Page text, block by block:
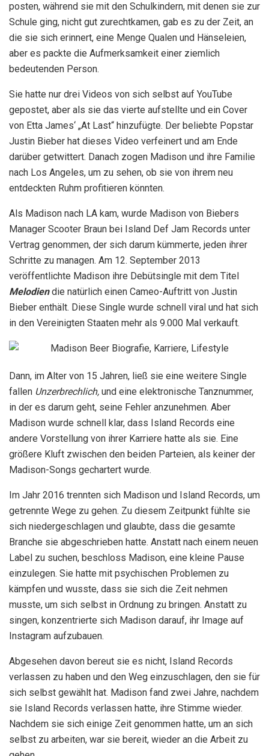
posten, während sie mit den Schulkindern, mit denen sie zur
Schule ging, nicht gut zurechtkamen, gab es zu der Zeit, an
die sie sich erinnert, eine Menge Qualen und Hänseleien,
aber es packte die Aufmerksamkeit einer ziemlich
bedeutenden Person.
Sie hatte nur drei Videos von sich selbst auf YouTube
gepostet, aber als sie das vierte aufstellte und ein Cover
von Etta James‘ „At Last“ hinzufügte. Der beliebte Popstar
Justin Bieber hat dieses Video verfeinert und am Ende
darüber getwittert. Danach zogen Madison und ihre Familie
nach Los Angeles, um zu sehen, ob sie von ihrem neu
entdeckten Ruhm profitieren könnten.
Als Madison nach LA kam, wurde Madison von Biebers
Manager Scooter Braun bei Island Def Jam Records unter
Vertrag genommen, der sich darum kümmerte, jeden ihrer
Schritte zu managen. Am 12. September 2013
veröffentlichte Madison ihre Debütsingle mit dem Titel
Melodien die natürlich einen Cameo-Auftritt von Justin
Bieber enthält. Diese Single wurde schnell viral und hat sich
in den Vereinigten Staaten mehr als 9.000 Mal verkauft.
Dann, im Alter von 15 Jahren, ließ sie eine weitere Single
fallen Unzerbrechlich, und eine elektronische Tanznummer,
in der es darum geht, seine Fehler anzunehmen. Aber
Madison wurde schnell klar, dass Island Records eine
andere Vorstellung von ihrer Karriere hatte als sie. Eine
größere Kluft zwischen den beiden Parteien, als keiner der
Madison-Songs gechartert wurde.
Im Jahr 2016 trennten sich Madison und Island Records, um
getrennte Wege zu gehen. Zu diesem Zeitpunkt fühlte sie
sich niedergeschlagen und glaubte, dass die gesamte
Branche sie abgeschrieben hatte. Anstatt nach einem neuen
Label zu suchen, beschloss Madison, eine kleine Pause
einzulegen. Sie hatte mit psychischen Problemen zu
kämpfen und wusste, dass sie sich die Zeit nehmen
musste, um sich selbst in Ordnung zu bringen. Anstatt zu
singen, konzentrierte sich Madison darauf, ihr Image auf
Instagram aufzubauen.
Abgesehen davon bereut sie es nicht, Island Records
verlassen zu haben und den Weg einzuschlagen, den sie für
sich selbst gewählt hat. Madison fand zwei Jahre, nachdem
sie Island Records verlassen hatte, ihre Stimme wieder.
Nachdem sie sich einige Zeit genommen hatte, um an sich
selbst zu arbeiten, war sie bereit, wieder an die Arbeit zu